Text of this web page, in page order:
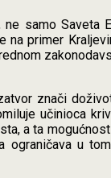
samo
na primer
znači
učinioca
a ta
ograničava u